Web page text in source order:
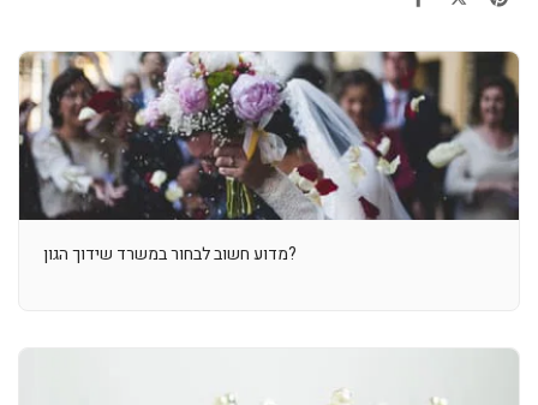
מדוע חשוב לבחור במשרד שידוך הגון?